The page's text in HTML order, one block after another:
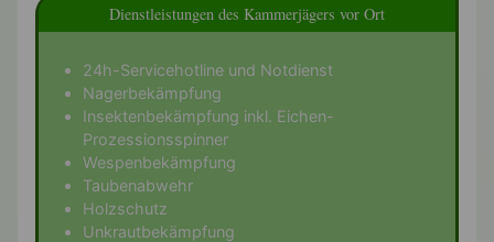
Dienstleistungen des Kammerjägers vor Ort
24h-Servicehotline und Notdienst
Nagerbekämpfung
Insektenbekämpfung inkl. Eichen-
Prozessionsspinner
Wespenbekämpfung
Taubenabwehr
Holzschutz
Unkrautbekämpfung